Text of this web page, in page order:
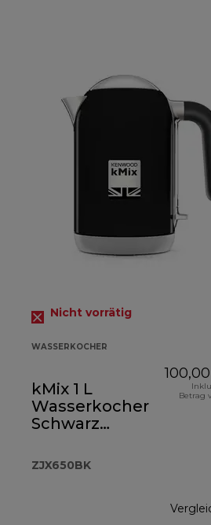
Nicht vorrätig
WASSERKOCHER
kMix 1 L
Wasserkocher
Schwarz
ZJX650BK
Betrag